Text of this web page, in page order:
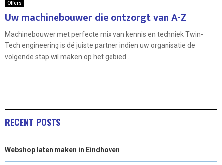
Offers
Uw machinebouwer die ontzorgt van A-Z
Machinebouwer met perfecte mix van kennis en techniek Twin-
Tech engineering is dé juiste partner indien uw organisatie de
volgende stap wil maken op het gebied...
RECENT POSTS
Webshop laten maken in Eindhoven